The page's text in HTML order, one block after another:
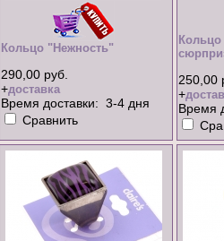
Кольцо "Нежность"
290,00 руб.
+доставка
Время доставки: 3-4 дня
Сравнить
250,00
+
Время